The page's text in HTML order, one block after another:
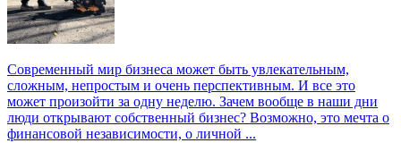
Современный мир бизнеса может быть увлекательным,
сложным, непростым и очень перспективным. И все это
может произойти за одну неделю. Зачем вообще в наши дни
люди открывают собственный бизнес? Возможно, это мечта о
финансовой независимости, о личной ...